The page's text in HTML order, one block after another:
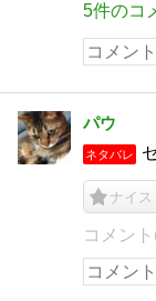
5件のコ
パウ
ネタバレ
ナイス
コメン